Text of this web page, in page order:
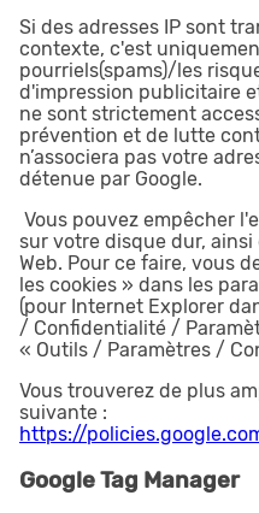
Si des adresses IP sont
contexte, c'est
pourriels(spams)/les
d'impression publicitaire
ne sont strictement
prévention et de lutte
n’associera pas votre
détenue par Google.
Vous pouvez empêcher
sur votre disque dur,
Web. Pour ce faire, vous
les cookies » dans les
(pour Internet Explorer
/ Confidentialité /
« Outils / Paramètres /
Vous trouverez de plus
suivante :
https://
Google Tag Manager